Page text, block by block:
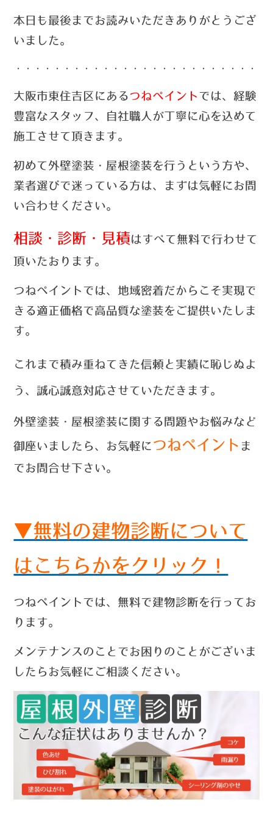
本日も最後までお読みいただきありがとうござ
いました。
・・・・・・・・・・・・・・・・・・・・・・・・・
大阪市東住吉区にあるつねペイント では、経験
豊富なスタッフ、自社職人が丁寧に心を込めて
施工させて頂きます。
初めて外壁塗装・屋根塗装を行うという方や、
業者選びで迷っている方は、まずは気軽にお問
い合わせ ください。
相談・診断・見積はすべて無料で行わせて
頂いたおります。
つねペイントでは、 地域密着だからこそ実現で
きる適正価格で高品質な塗装をご提供いたしま
す。
これまで積み重ねてきた信頼と実績に恥じぬよ
う、誠心誠意対応させていただきます。
外壁塗装・屋根塗装に関する問題やお悩みなど
御座いましたら、お気軽に つねペイント ま
でお問合せ 下さい。
▼無料の建物診断について
はこちらかをクリック！
つねペイントでは、無料で建物診断を行ってお
ります。
メンテナンスのことでお困りのことがございま
したらお気軽にご相談ください。